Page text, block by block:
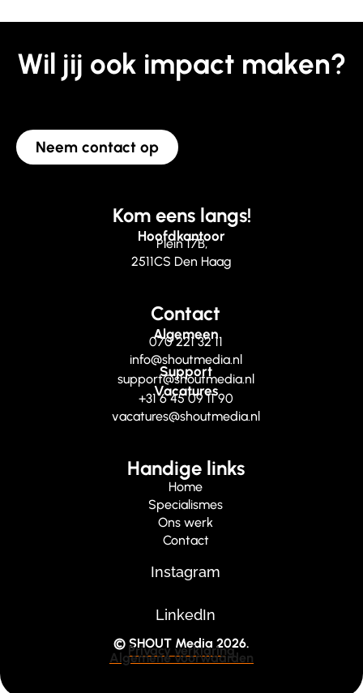
Wil jij ook impact maken?
Neem contact op
Kom eens langs!
Hoofdkantoor
Plein 17B,
2511CS Den Haag
Contact
Algemeen
070 221 32 11
info@shoutmedia.nl
Support
support@shoutmedia.nl
Vacatures
+31 6 45 09 11 90
vacatures@shoutmedia.nl
Handige links
Home
Specialismes
Ons werk
Contact
Instagram
LinkedIn
© SHOUT Media 2026.
Privacy verklaring
Algemene voorwaarden